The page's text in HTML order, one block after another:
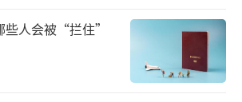
非常有利。由于长期表现落
场在相对估值层面仍然偏低，
。高盛特别看好中国，这一点
些人会被“拦住”